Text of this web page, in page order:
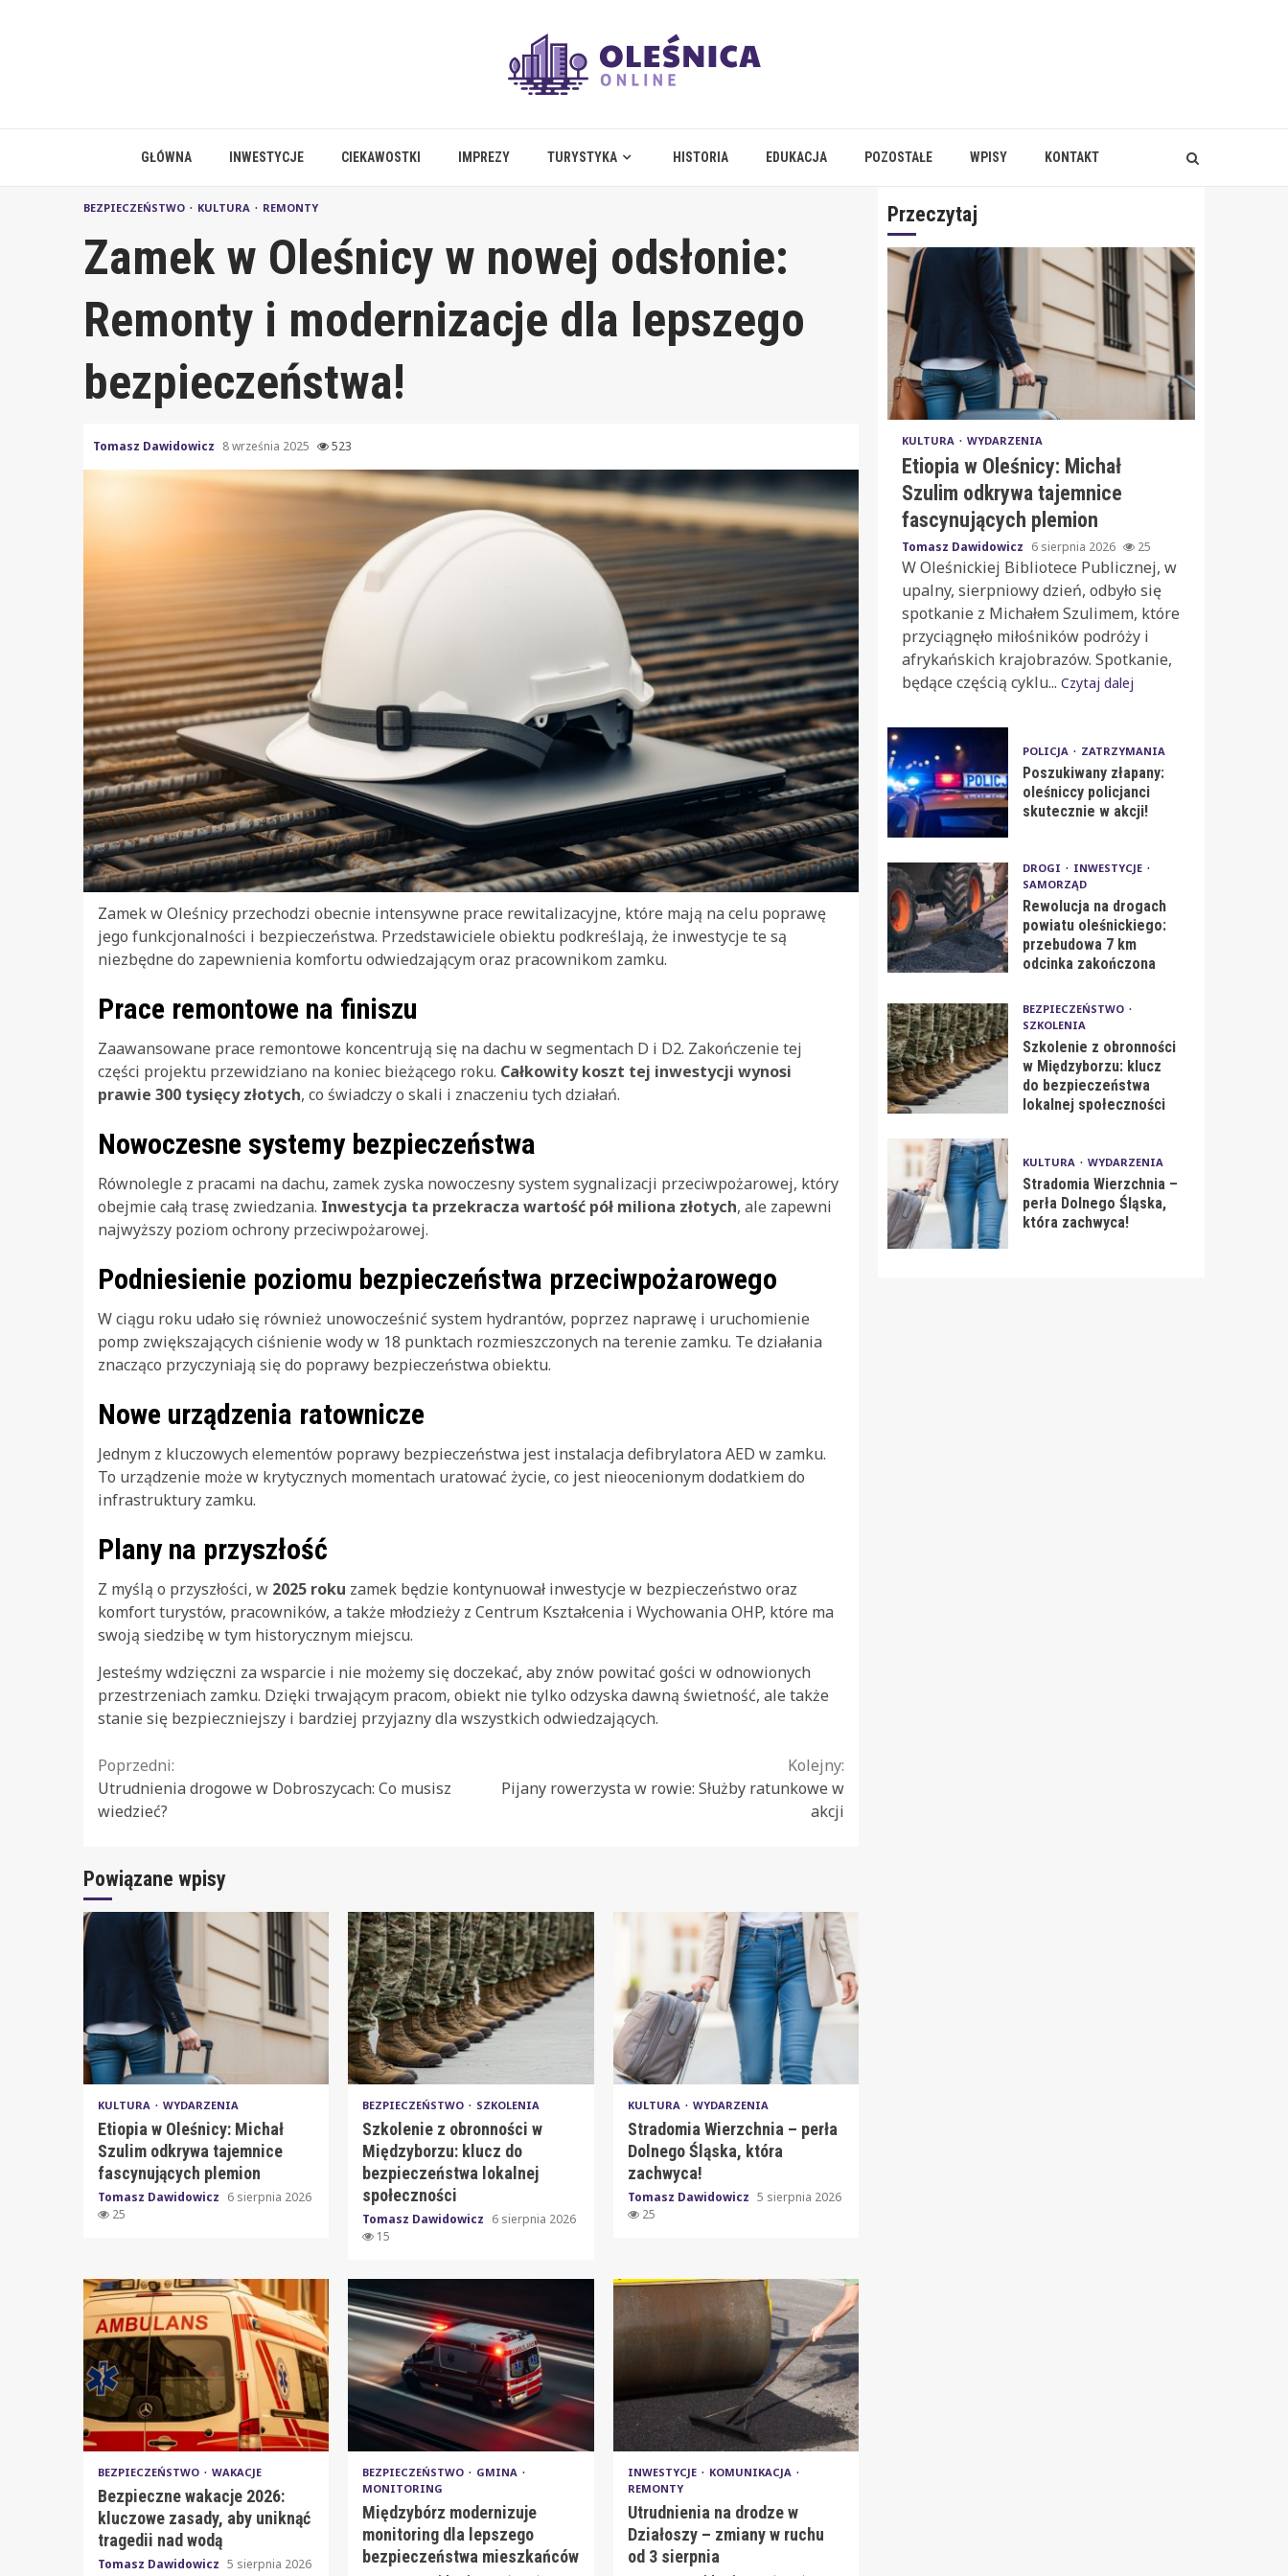
GŁÓWNA INWESTYCJE CIEKAWOSTKI IMPREZY TURYSTYKA HISTORIA EDUKACJA POZOSTAŁE WPISY KONTAKT
BEZPIECZEŃSTWO KULTURA REMONTY
Zamek w Oleśnicy w nowej odsłonie:
Remonty i modernizacje dla lepszego
bezpieczeństwa!
Tomasz Dawidowicz 8 września 2025 523
Zamek w Oleśnicy przechodzi obecnie intensywne prace rewitalizacyjne, które mają na celu poprawę
jego funkcjonalności i bezpieczeństwa. Przedstawiciele obiektu podkreślają, że inwestycje te są
niezbędne do zapewnienia komfortu odwiedzającym oraz pracownikom zamku.
Prace remontowe na finiszu
Zaawansowane prace remontowe koncentrują się na dachu w segmentach D i D2. Zakończenie tej
części projektu przewidziano na koniec bieżącego roku. Całkowity koszt tej inwestycji wynosi
prawie 300 tysięcy złotych, co świadczy o skali i znaczeniu tych działań.
Nowoczesne systemy bezpieczeństwa
Równolegle z pracami na dachu, zamek zyska nowoczesny system sygnalizacji przeciwpożarowej, który
obejmie całą trasę zwiedzania. Inwestycja ta przekracza wartość pół miliona złotych, ale zapewni
najwyższy poziom ochrony przeciwpożarowej.
Podniesienie poziomu bezpieczeństwa przeciwpożarowego
W ciągu roku udało się również unowocześnić system hydrantów, poprzez naprawę i uruchomienie
pomp zwiększających ciśnienie wody w 18 punktach rozmieszczonych na terenie zamku. Te działania
znacząco przyczyniają się do poprawy bezpieczeństwa obiektu.
Nowe urządzenia ratownicze
Jednym z kluczowych elementów poprawy bezpieczeństwa jest instalacja defibrylatora AED w zamku.
To urządzenie może w krytycznych momentach uratować życie, co jest nieocenionym dodatkiem do
infrastruktury zamku.
Plany na przyszłość
Z myślą o przyszłości, w 2025 roku zamek będzie kontynuował inwestycje w bezpieczeństwo oraz
komfort turystów, pracowników, a także młodzieży z Centrum Kształcenia i Wychowania OHP, które ma
swoją siedzibę w tym historycznym miejscu.
Jesteśmy wdzięczni za wsparcie i nie możemy się doczekać, aby znów powitać gości w odnowionych
przestrzeniach zamku. Dzięki trwającym pracom, obiekt nie tylko odzyska dawną świetność, ale także
stanie się bezpieczniejszy i bardziej przyjazny dla wszystkich odwiedzających.
Continue
Reading
Poprzedni:
Utrudnienia drogowe w Dobroszycach: Co musisz
wiedzieć?
Kolejny:
Pijany rowerzysta w rowie: Służby ratunkowe w
akcji
Powiązane wpisy
KULTURA WYDARZENIA
Etiopia w Oleśnicy: Michał
Szulim odkrywa tajemnice
fascynujących plemion
Tomasz Dawidowicz 6 sierpnia 2026
25
BEZPIECZEŃSTWO SZKOLENIA
Szkolenie z obronności w
Międzyborzu: klucz do
bezpieczeństwa lokalnej
społeczności
Tomasz Dawidowicz 6 sierpnia 2026
15
KULTURA WYDARZENIA
Stradomia Wierzchnia – perła
Dolnego Śląska, która
zachwyca!
Tomasz Dawidowicz 5 sierpnia 2026
25
BEZPIECZEŃSTWO WAKACJE
Bezpieczne wakacje 2026:
kluczowe zasady, aby uniknąć
tragedii nad wodą
Tomasz Dawidowicz 5 sierpnia 2026
BEZPIECZEŃSTWO
GMINA
MONITORING
Międzybórz modernizuje
monitoring dla lepszego
bezpieczeństwa mieszkańców
INWESTYCJE
KOMUNIKACJA
REMONTY
Utrudnienia na drodze w
Działoszy – zmiany w ruchu
od 3 sierpnia
Przeczytaj
KULTURA WYDARZENIA
Etiopia w Oleśnicy: Michał
Szulim odkrywa tajemnice
fascynujących plemion
Tomasz Dawidowicz 6 sierpnia 2026 25
W Oleśnickiej Bibliotece Publicznej, w
upalny, sierpniowy dzień, odbyło się
spotkanie z Michałem Szulimem, które
przyciągnęło miłośników podróży i
afrykańskich krajobrazów. Spotkanie,
będące częścią cyklu... Czytaj dalej
POLICJA ZATRZYMANIA
Poszukiwany złapany:
oleśniccy policjanci
skutecznie w akcji!
DROGI
INWESTYCJE
SAMORZĄD
Rewolucja na drogach
powiatu oleśnickiego:
przebudowa 7 km
odcinka zakończona
BEZPIECZEŃSTWO
SZKOLENIA
Szkolenie z obronności
w Międzyborzu: klucz
do bezpieczeństwa
lokalnej społeczności
KULTURA WYDARZENIA
Stradomia Wierzchnia –
perła Dolnego Śląska,
która zachwyca!